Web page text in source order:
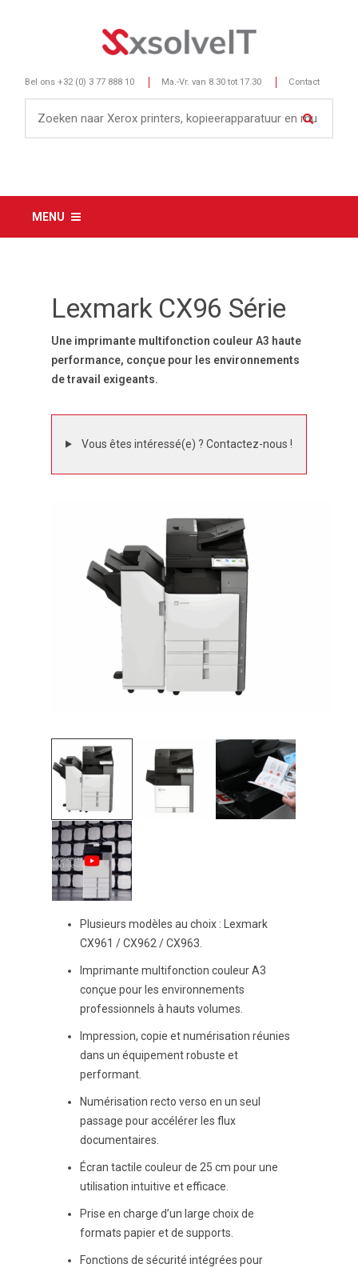
Bel ons +32 (0) 3 77 888 10 Ma.-Vr. van 8.30 tot 17.30 Contact
MENU
Lexmark CX96 Série
Une imprimante multifonction couleur A3 haute
performance, conçue pour les environnements
de travail exigeants.
Vous êtes intéressé(e) ? Contactez-nous !
Plusieurs modèles au choix : Lexmark
CX961 / CX962 / CX963.
Imprimante multifonction couleur A3
conçue pour les environnements
professionnels à hauts volumes.
Impression, copie et numérisation réunies
dans un équipement robuste et
performant.
Numérisation recto verso en un seul
passage pour accélérer les flux
documentaires.
Écran tactile couleur de 25 cm pour une
utilisation intuitive et efficace.
Prise en charge d’un large choix de
formats papier et de supports.
Fonctions de sécurité intégrées pour